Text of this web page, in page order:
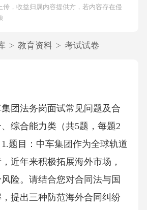
传，收益归属内容提供方，若内容存在侵
> 教育资料 > 考试试卷
团法务岗面试常见问题及合
综合能力类（共5题，每题2
题目：中车集团作为全球轨道
近年来积极拓展海外市场，
险。请结合您对合同法与国
提出三种防范海外合同纠纷